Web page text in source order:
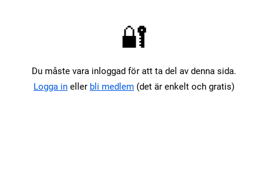
🔐
Du måste vara inloggad för att ta del av denna sida.
Logga in eller bli medlem (det är enkelt och gratis)